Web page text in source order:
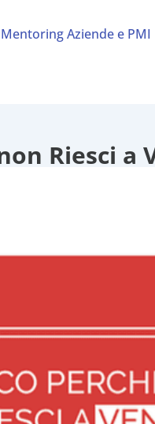
Mentoring Aziende e PMI
Riesci a